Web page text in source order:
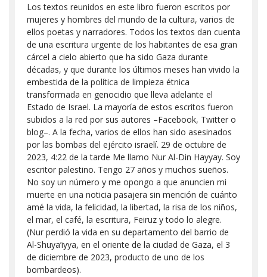
Los textos reunidos en este libro fueron escritos por
mujeres y hombres del mundo de la cultura, varios de
ellos poetas y narradores. Todos los textos dan cuenta
de una escritura urgente de los habitantes de esa gran
cárcel a cielo abierto que ha sido Gaza durante
décadas, y que durante los últimos meses han vivido la
embestida de la política de limpieza étnica
transformada en genocidio que lleva adelante el
Estado de Israel. La mayoría de estos escritos fueron
subidos a la red por sus autores –Facebook, Twitter o
blog–. A la fecha, varios de ellos han sido asesinados
por las bombas del ejército israelí. 29 de octubre de
2023, 4:22 de la tarde Me llamo Nur Al-Din Hayyay. Soy
escritor palestino. Tengo 27 años y muchos sueños.
No soy un número y me opongo a que anuncien mi
muerte en una noticia pasajera sin mención de cuánto
amé la vida, la felicidad, la libertad, la risa de los niños,
el mar, el café, la escritura, Feiruz y todo lo alegre.
(Nur perdió la vida en su departamento del barrio de
Al-Shuya’iyya, en el oriente de la ciudad de Gaza, el 3
de diciembre de 2023, producto de uno de los
bombardeos).